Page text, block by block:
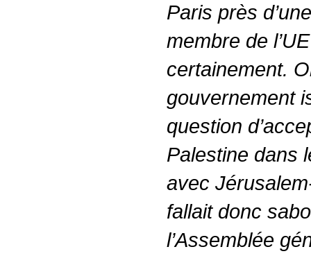
Paris près
membre de
certainement.
gouvernement
question
Palestine dans
avec
fallait donc
l’Assemblée